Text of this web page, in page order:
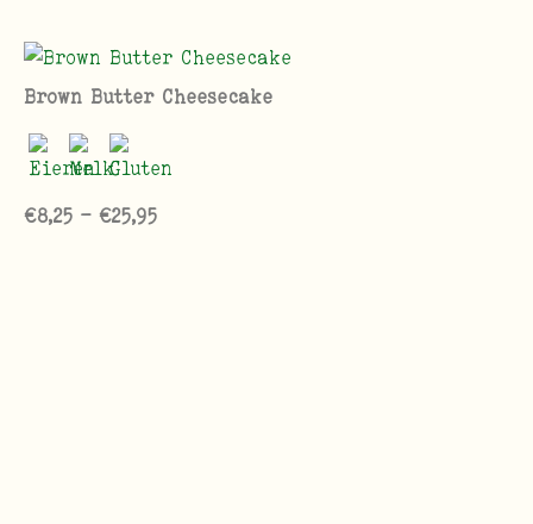
Brown Butter Cheesecake
€8,25 - €25,95